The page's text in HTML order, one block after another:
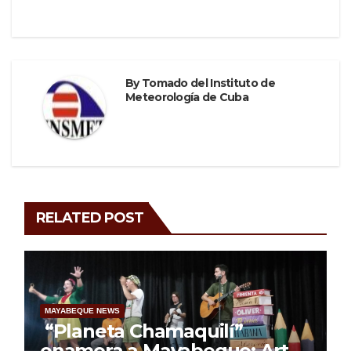
ByTomado del Instituto de
Meteorología de Cuba
RELATED POST
MAYABEQUE NEWS
“Planeta Chamaquilí”